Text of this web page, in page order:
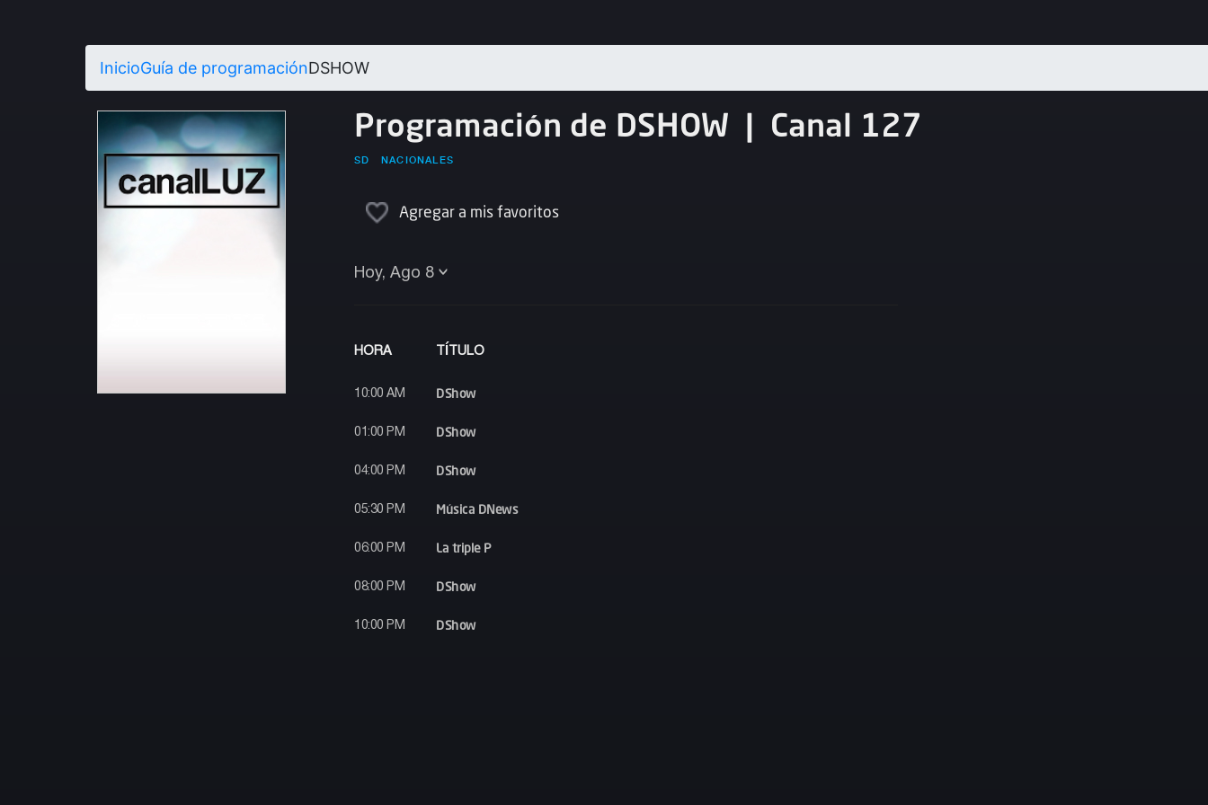
InicioGuía de programaciónDSHOW
Programación de DSHOW | Canal 127
SD NACIONALES
Agregar a mis favoritos
Hoy, Ago 8
HORA TÍTULO
10:00 AM DShow
01:00 PM DShow
04:00 PM DShow
05:30 PM Música DNews
06:00 PM La triple P
08:00 PM DShow
10:00 PM DShow